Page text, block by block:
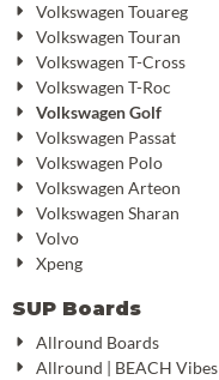
Volkswagen Touareg
Volkswagen Touran
Volkswagen T-Cross
Volkswagen T-Roc
Volkswagen Golf
Volkswagen Passat
Volkswagen Polo
Volkswagen Arteon
Volkswagen Sharan
Volvo
Xpeng
SUP Boards
Allround Boards
Allround | BEACH Vibes